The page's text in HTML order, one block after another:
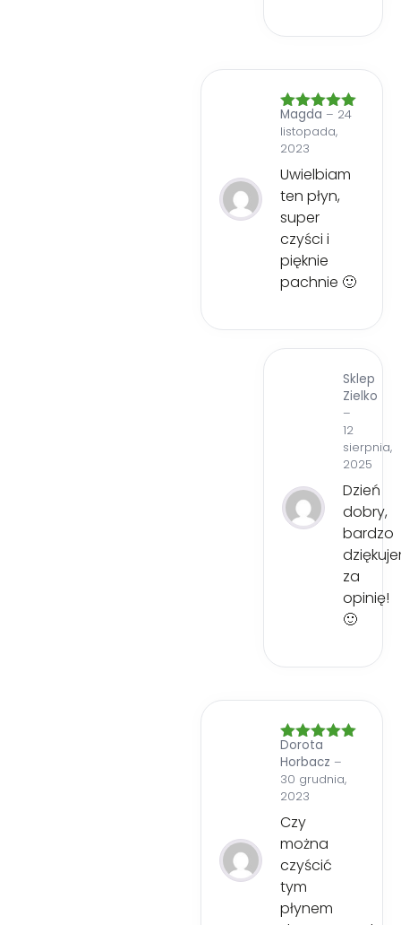
Oceniono5
na 5
Magda – 24
listopada,
2023
Uwielbiam
ten płyn,
super
czyści i
pięknie
pachnie 🙂
Sklep
Zielko
–
12
sierpnia,
2025
Dzień
dobry,
bardzo
za
opinię!
🙂
Oceniono
na 5
Dorota
Horbacz –
30 grudnia,
2023
Czy
można
czyścić
tym
płynem